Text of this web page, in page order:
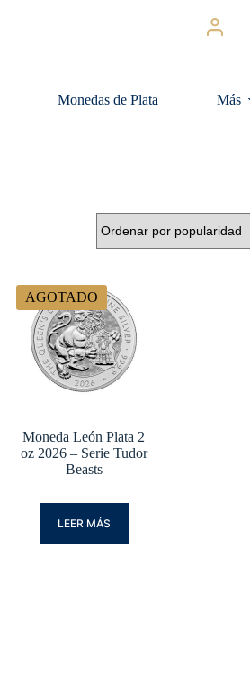
Monedas de Plata Más
AGOTADO
Moneda León Plata 2
oz 2026 – Serie Tudor
Beasts
LEER MÁS